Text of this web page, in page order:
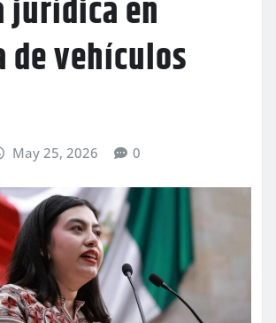
jurídica en
de vehículos
May 25, 2026 0